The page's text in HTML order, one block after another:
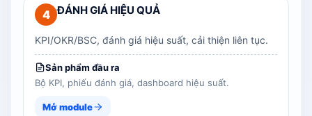
4 ĐÁNH GIÁ HIỆU QUẢ
KPI/OKR/BSC, đánh giá hiệu suất, cải thiện liên tục.
Sản phẩm đầu ra
Bộ KPI, phiếu đánh giá, dashboard hiệu suất.
Mở module